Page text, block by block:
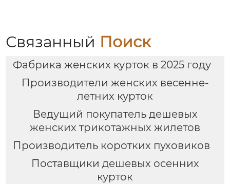
Связанный Поиск
Фабрика женских курток в 2025 году
Производители женских весенне-
летних курток
Ведущий покупатель дешевых
женских трикотажных жилетов
Производитель коротких пуховиков
Поставщики дешевых осенних
курток